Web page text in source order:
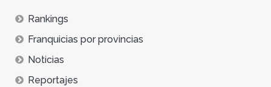
Rankings
Franquicias por provincias
Noticias
Reportajes